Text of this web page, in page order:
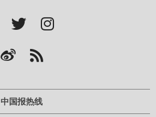
中国报热线